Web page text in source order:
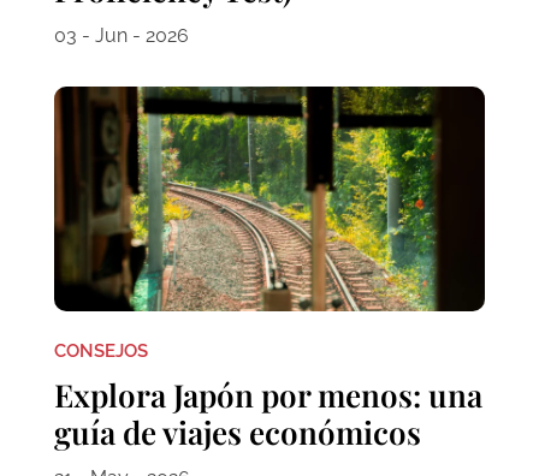
03 - Jun - 2026
CONSEJOS
Explora Japón por menos: una
guía de viajes económicos